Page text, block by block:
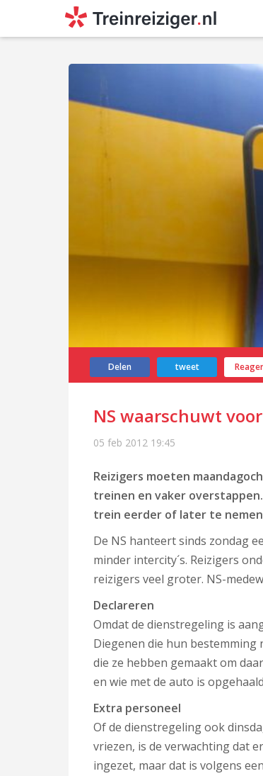
Delen tweet
NS waarschuwt
05 feb 2012 19:45
Reizigers moeten
treinen en vaker
trein eerder of later te
De NS hanteert sinds zondag
minder intercity´s. Reizigers
reizigers veel groter. NS-
Declareren
Omdat de dienstregeling is
Diegenen die hun
die ze hebben gemaakt om
en wie met de auto is
Extra personeel
Of de dienstregeling ook
vriezen, is de verwachting dat
ingezet, maar dat is volgens